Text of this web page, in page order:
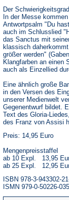
Der
In der Messe
Antwortpsalm "Du
auch im Schlusslied
das Sanctus mit
klassisch
größer werden"
Klangfarben an einen
auch als Einzellied
Eine ähnlich große
in den Versen des
unserer Medienwelt
Gegenentwurf bildet.
Text des Gloria-
des Franz von Assisi
Preis: 14,95 Euro
Mengenpreisstaffel
ab 10 Expl. 13,95
ab 25 Expl. 12,95
ISBN 978-3-943302-
ISMN 979-0-50226-